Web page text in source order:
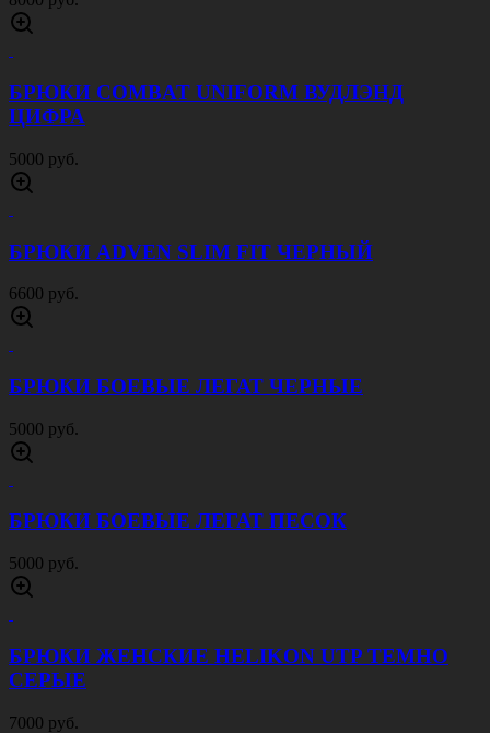
БРЮКИ COMBAT UNIFORM ВУДЛЭНД
ЦИФРА
5000 руб.
БРЮКИ ADVEN SLIM FIT ЧЕРНЫЙ
6600 руб.
БРЮКИ БОЕВЫЕ ЛЕГАТ ЧЕРНЫЕ
5000 руб.
БРЮКИ БОЕВЫЕ ЛЕГАТ ПЕСОК
5000 руб.
БРЮКИ ЖЕНСКИЕ HELIKON UTP ТЕМНО
СЕРЫЕ
7000 руб.